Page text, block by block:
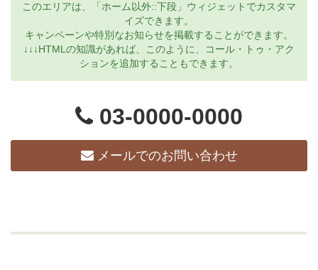
このエリアは、「ホーム以外::下段」ウィジェットでカスタマ
イズできます。
キャンペーンや特別なお知らせを掲載することができます。
↓↓↓HTMLの知識があれば、このように、コール・トゥ・アク
ションを追加することもできます。
03-0000-0000
メールでのお問い合わせ